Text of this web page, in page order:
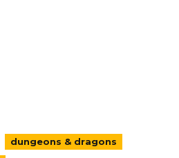
dungeons & dragons